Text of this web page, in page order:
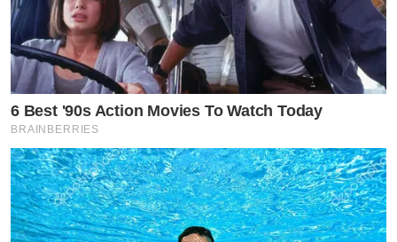
6 Best '90s Action Movies To Watch Today
BRAINBERRIES